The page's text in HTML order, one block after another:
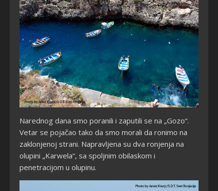
Narednog dana smo poranili i zaputili se na „Gozo“.
Vetar se pojačao tako da smo morali da ronimo na
zaklonjenoj strani. Napravljena su dva ronjenja na
olupini „Karwela“, sa spoljnim obilaskom i
penetracijom u olupinu.